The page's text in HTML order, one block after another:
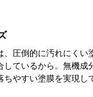
圧倒的に汚れにくい
しているから。無機成
やすい塗膜を実現し